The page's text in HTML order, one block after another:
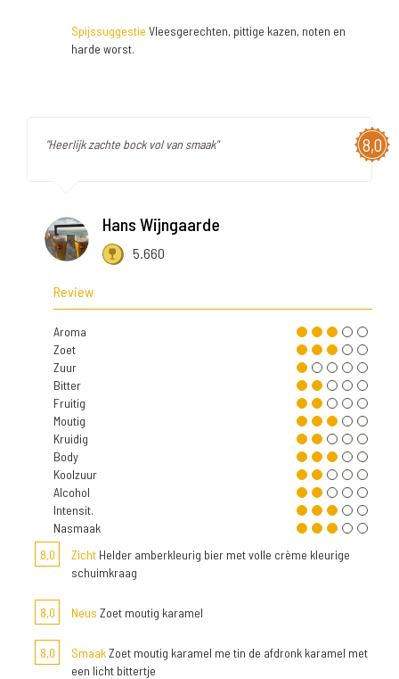
Spijssuggestie Vleesgerechten, pittige kazen, noten en
harde worst.
8,0
"Heerlijk zachte bock vol van smaak"
Hans Wijngaarde
5.660
Review
Aroma
Zoet
Zuur
Bitter
Fruitig
Moutig
Kruidig
Body
Koolzuur
Alcohol
Intensit.
Nasmaak
8,0
Zicht Helder amberkleurig bier met volle crème kleurige
schuimkraag
8,0 Neus Zoet moutig karamel
8,0 SmaakZoet moutig karamel me tin de afdronk karamel met
een licht bittertje